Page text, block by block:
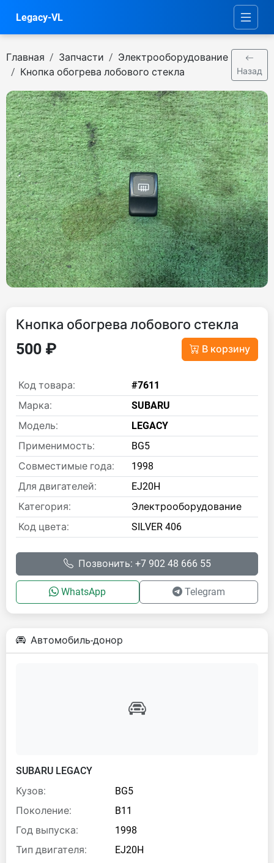
Legacy-VL
Главная Запчасти
Электрооборудование
Кнопка обогрева лобового стекла
Назад
Кнопка обогрева лобового стекла
500 ₽ В корзину
Код товара:
#7611
Марка:
SUBARU
Модель:
LEGACY
Применимость:
BG5
Совместимые года:
1998
Для двигателей:
EJ20H
Категория:
Электрооборудование
Код цвета:
SILVER 406
Позвонить: +7 902 48 666 55
WhatsApp Telegram
Автомобиль-донор
SUBARU LEGACY
Кузов:
BG5
Поколение:
B11
Год выпуска:
1998
Тип двигателя:
EJ20H